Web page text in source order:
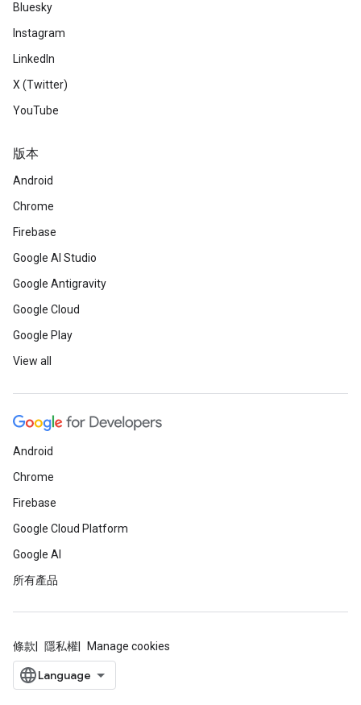
Bluesky
Instagram
LinkedIn
X (Twitter)
YouTube
版本
Android
Chrome
Firebase
Google AI Studio
Google Antigravity
Google Cloud
Google Play
View all
Android
Chrome
Firebase
Google Cloud Platform
Google AI
所有產品
條款 隱私權 Manage cookies